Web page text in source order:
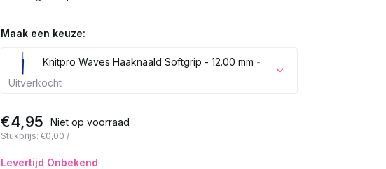
Maak een keuze:
Knitpro Waves Haaknaald Softgrip - 12.00 mm -
Uitverkocht
€4,95 Niet op voorraad
Stukprijs: €0,00 /
Levertijd Onbekend